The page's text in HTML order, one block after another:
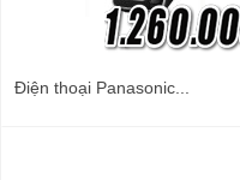
Điện thoại Panasonic...